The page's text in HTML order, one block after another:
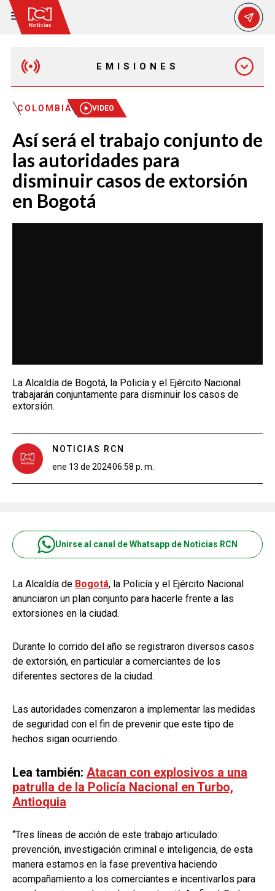
EMISIONES
EMISIÓN 12:30 PM
EMISIÓN 7:00 PM
COLOMBIA VIDEO
Así será el trabajo conjunto de
las autoridades para
disminuir casos de extorsión
en Bogotá
La Alcaldía de Bogotá, la Policía y el Ejército Nacional
trabajarán conjuntamente para disminuir los casos de
extorsión.
NOTICIAS RCN
ene 13 de 202406:58 p. m.
Unirse al canal de Whatsapp de Noticias RCN
La Alcaldía de Bogotá, la Policía y el Ejército Nacional
anunciaron un plan conjunto para hacerle frente a las
extorsiones en la ciudad.
Durante lo corrido del año se registraron diversos casos
de extorsión, en particular a comerciantes de los
diferentes sectores de la ciudad.
Las autoridades comenzaron a implementar las medidas
de seguridad con el fin de prevenir que este tipo de
hechos sigan ocurriendo.
Lea también: Atacan con explosivos a una
patrulla de la Policía Nacional en Turbo,
Antioquia
“Tres líneas de acción de este trabajo articulado:
prevención, investigación criminal e inteligencia, de esta
manera estamos en la fase preventiva haciendo
acompañamiento a los comerciantes e incentivarlos para